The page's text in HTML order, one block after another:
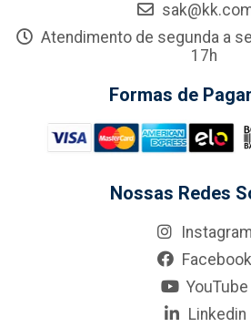
Atendimento de segunda a
17h
Formas de
Nossas Redes
Instagram
Facebook
YouTube
Linkedin